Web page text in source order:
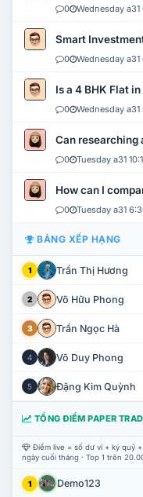
0 Wednesday
Smart
0 Wednesday
Is a 4 BHK Flat
0 Wednesday
Can researching
0 Tuesday a31
How can I
0 Tuesday a31
BẢNG XẾP HẠNG
1 Trần Thị Hương
2 Võ Hữu Phong
3 Trần Ngọc Hà
4 Võ Duy Phong
5 Đặng Kim Quỳnh
TỔNG ĐIỂM PAPER
Điểm live = số dư ví + ký quỹ
ngày cuối tháng · Top 1 trên
1 Demo123